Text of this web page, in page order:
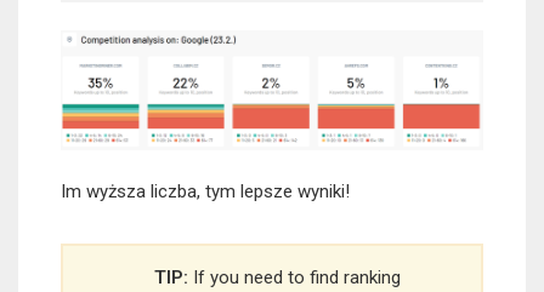
Im wyższa liczba, tym lepsze wyniki!
TIP: If you need to find ranking